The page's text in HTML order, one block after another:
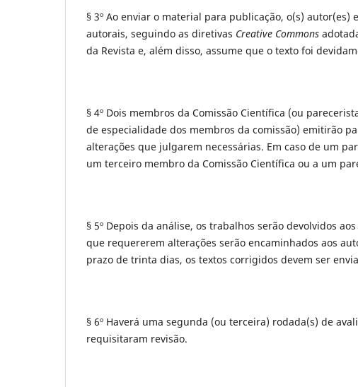
§ 3º Ao enviar o material para publicação, o(s)
autorais, seguindo as diretivas Creative Commons
da Revista e, além disso, assume que o texto foi
§ 4º Dois membros da Comissão Científica (ou
de especialidade dos membros da comissão) emitirão
alterações que julgarem necessárias. Em caso de um
um terceiro membro da Comissão Científica ou a um
§ 5º Depois da análise, os trabalhos serão devolvidos
que requererem alterações serão encaminhados aos
prazo de trinta dias, os textos corrigidos devem ser
§ 6º Haverá uma segunda (ou terceira) rodada(s) de
requisitaram revisão.